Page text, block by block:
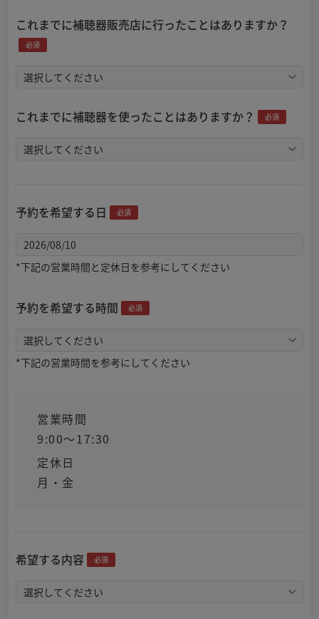
これまでに補聴器販売店に行ったことはありますか？
必須
これまでに補聴器を使ったことはありますか？ 必須
予約を希望する日 必須
*下記の営業時間と定休日を参考にしてください
予約を希望する時間 必須
*下記の営業時間を参考にしてください
営業時間
9:00～17:30
定休日
月・金
希望する内容 必須